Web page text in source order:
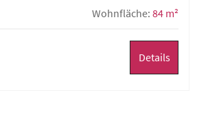
Wohnfläche: 84 m²
Details